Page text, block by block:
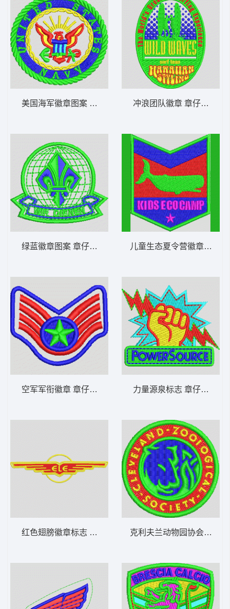
美国海军徽章图案 章仔标志布贴徽章男
绿蓝徽章图案 章仔标志布贴徽章男
空军军衔徽章 章仔标志布贴徽章男
红色翅膀徽章标志 章仔标志布贴徽章男
冲浪团队徽章 章仔标志布
儿童生态夏令营徽章 章仔
力量源泉标志 章仔标志布